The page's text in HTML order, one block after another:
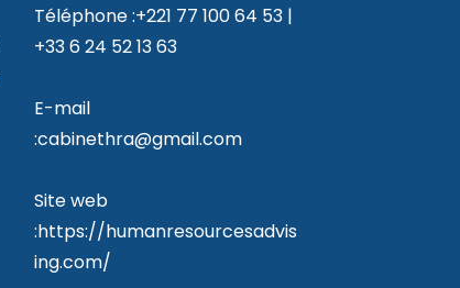
Téléphone :+221 77 100 64 53 |
+33 6 24 52 13 63
E-mail
:cabinethra@gmail.comS’ouvre
application
Site web
:https://humanresourcesadvis
ing.com/